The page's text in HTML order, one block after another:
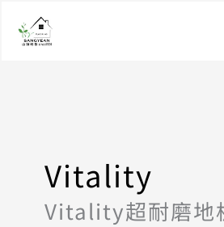
Vitality
Vitality超耐磨地